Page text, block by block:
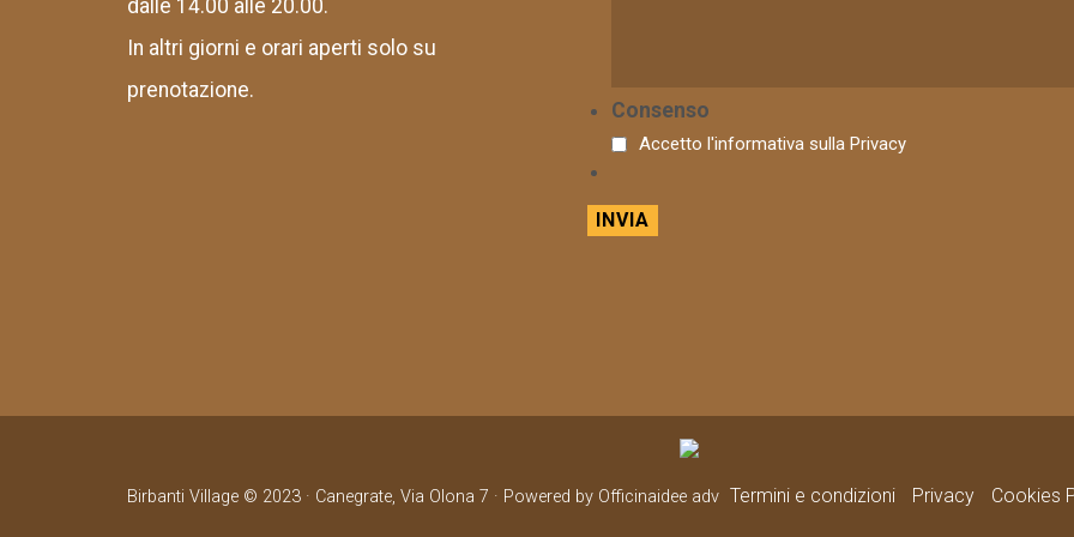
dalle 14.00 alle 20.00.
In altri giorni e orari aperti solo su
prenotazione.
Consenso
Accetto l'informativa sulla Privacy
Birbanti Village © 2023 · Canegrate, Via Olona 7 · Powered by Officinaidee adv Termini e condizioni Privacy Cookies